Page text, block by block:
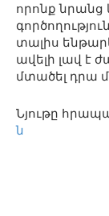
որոնք նրանց
տալիս
ավելի լավ է
մտածել դրա
Նյութը
ն